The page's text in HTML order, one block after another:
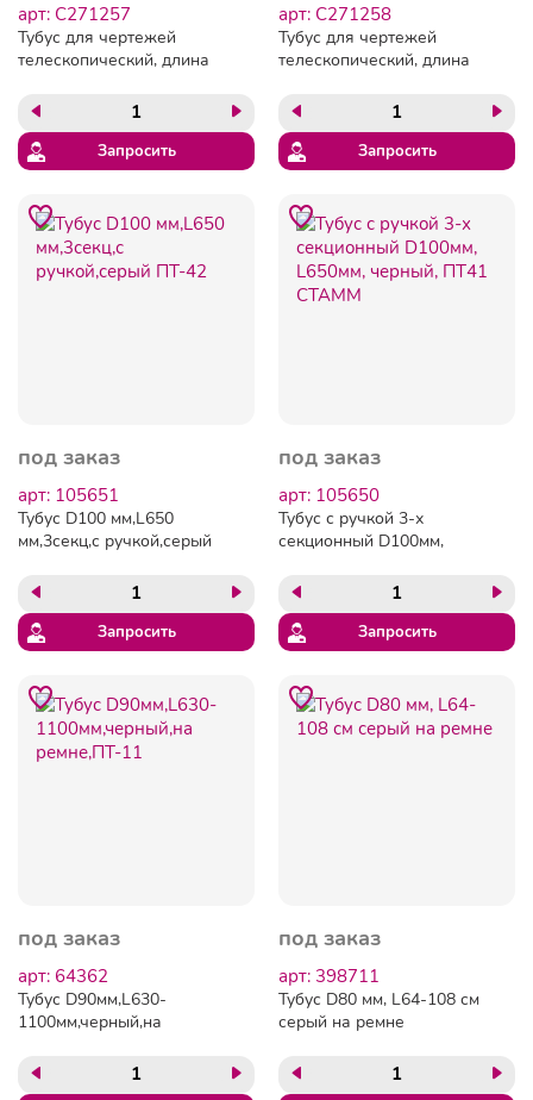
арт: C271257
Тубус для чертежей
телескопический, длина
диаметр 8,5 см, с ремнем,
серый, BRAUBERG, 271257
Запросить
арт: C271258
Тубус для чертежей
телескопический, длина
диаметр 10 см, с ремнем,
черный, BRAUBERG,
271258
Запросить
под заказ
арт: 105651
Тубус D100 мм,L650
мм,3секц,с ручкой,серый
Запросить
под заказ
арт: 105650
Тубус с ручкой 3-х
секционный D100мм,
СТАММ
Запросить
под заказ
арт: 64362
Тубус D90мм,L630-
1100мм,черный,на
под заказ
арт: 398711
Тубус D80 мм, L64-108 см
серый на ремне